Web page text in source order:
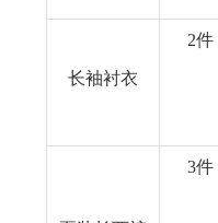
长袖衬衣
2件
3件